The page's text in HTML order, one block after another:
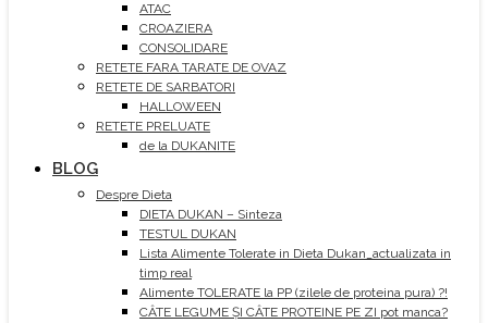
ATAC
CROAZIERA
CONSOLIDARE
RETETE FARA TARATE DE OVAZ
RETETE DE SARBATORI
HALLOWEEN
RETETE PRELUATE
de la DUKANITE
BLOG
Despre Dieta
DIETA DUKAN – Sinteza
TESTUL DUKAN
Lista Alimente Tolerate in Dieta Dukan_actualizata in
timp real
Alimente TOLERATE la PP (zilele de proteina pura) ?!
CÂTE LEGUME ȘI CÂTE PROTEINE PE ZI pot manca?